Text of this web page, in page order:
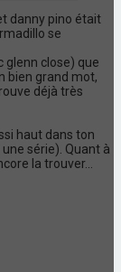
danny pino était
se
glenn close) que
bien grand mot,
déjà très
haut dans ton
série). Quant à
la trouver...